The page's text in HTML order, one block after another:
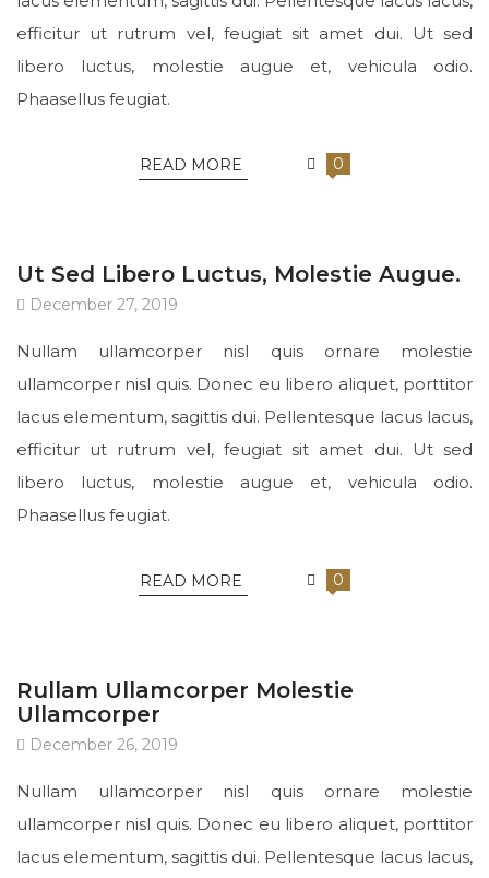
efficitur ut rutrum vel, feugiat sit amet dui. Ut sed
libero luctus, molestie augue et, vehicula odio.
Phaasellus feugiat.
READ MORE 0
Ut Sed Libero Luctus, Molestie Augue.
December 27, 2019
Nullam ullamcorper nisl quis ornare molestie
ullamcorper nisl quis. Donec eu libero aliquet, porttitor
lacus elementum, sagittis dui. Pellentesque lacus lacus,
efficitur ut rutrum vel, feugiat sit amet dui. Ut sed
libero luctus, molestie augue et, vehicula odio.
Phaasellus feugiat.
READ MORE 0
Rullam Ullamcorper Molestie
Ullamcorper
December 26, 2019
Nullam ullamcorper nisl quis ornare molestie
ullamcorper nisl quis. Donec eu libero aliquet, porttitor
lacus elementum, sagittis dui. Pellentesque lacus lacus,